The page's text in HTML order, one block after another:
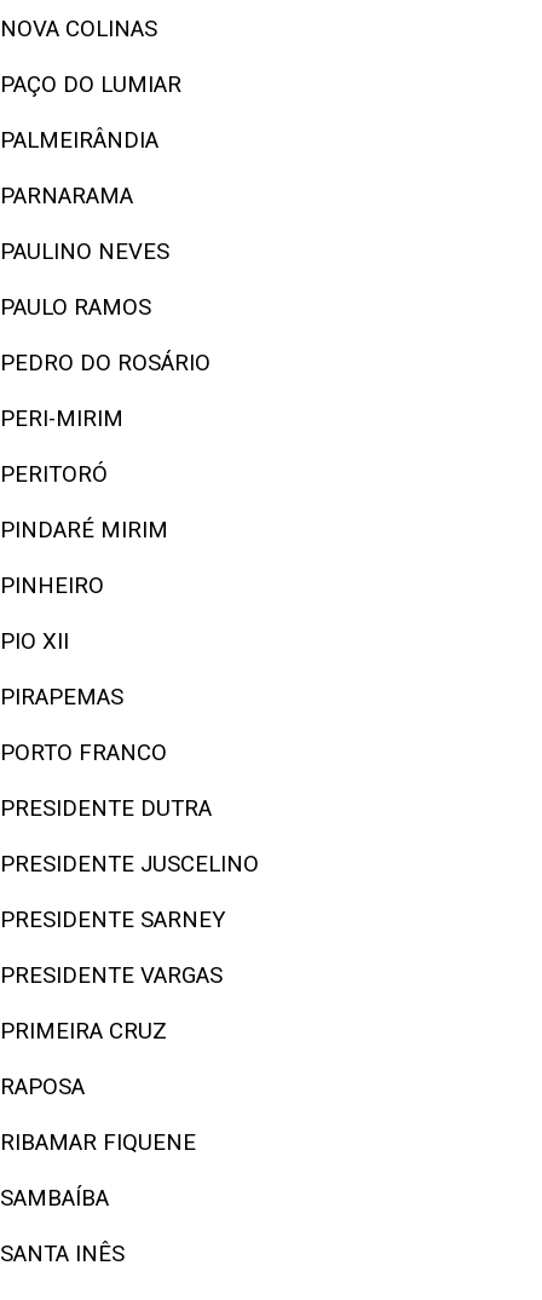
NOVA COLINAS
PAÇO DO LUMIAR
PALMEIRÂNDIA
PARNARAMA
PAULINO NEVES
PAULO RAMOS
PEDRO DO ROSÁRIO
PERI-MIRIM
PERITORÓ
PINDARÉ MIRIM
PINHEIRO
PIO XII
PIRAPEMAS
PORTO FRANCO
PRESIDENTE DUTRA
PRESIDENTE JUSCELINO
PRESIDENTE SARNEY
PRESIDENTE VARGAS
PRIMEIRA CRUZ
RAPOSA
RIBAMAR FIQUENE
SAMBAÍBA
SANTA INÊS